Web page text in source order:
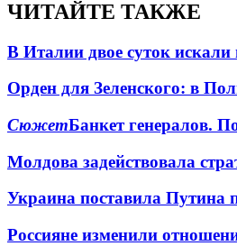
ЧИТАЙТЕ ТАКЖЕ
В Италии двое суток
Орден для Зеленского: в
СюжетБанкет генералов.
Молдова задействовала
Украина поставила
Россияне изменили